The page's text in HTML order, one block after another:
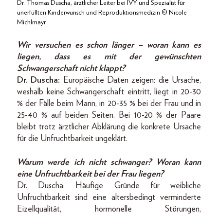
Dr. Thomas Duscha, ärztlicher Leiter bei IVY und Spezialist für
unerfüllten Kinderwunsch und Reproduktionsmedizin © Nicole
Michlmayr
Wir versuchen es schon länger – woran kann es
liegen, dass es mit der gewünschten
Schwangerschaft nicht klappt?
Dr. Duscha: Europäische Daten zeigen: die Ursache,
weshalb keine Schwangerschaft eintritt, liegt in 20-30
% der Fälle beim Mann, in 20-35 % bei der Frau und in
25-40 % auf beiden Seiten. Bei 10-20 % der Paare
bleibt trotz ärztlicher Abklärung die konkrete Ursache
für die Unfruchtbarkeit ungeklärt.
Warum werde ich nicht schwanger? Woran kann
eine Unfruchtbarkeit bei der Frau liegen?
Dr. Duscha: Häufige Gründe für weibliche
Unfruchtbarkeit sind eine altersbedingt verminderte
Eizellqualität, hormonelle Störungen,